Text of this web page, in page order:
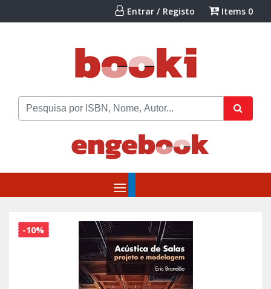
Entrar / Registo Items 0
-10%